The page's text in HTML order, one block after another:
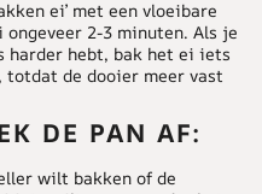
ei’ met een vloeibare
2-3 minuten. Als je
harder hebt, bak het ei iets
totdat de dooier meer vast
DE PAN AF:
wilt bakken of de